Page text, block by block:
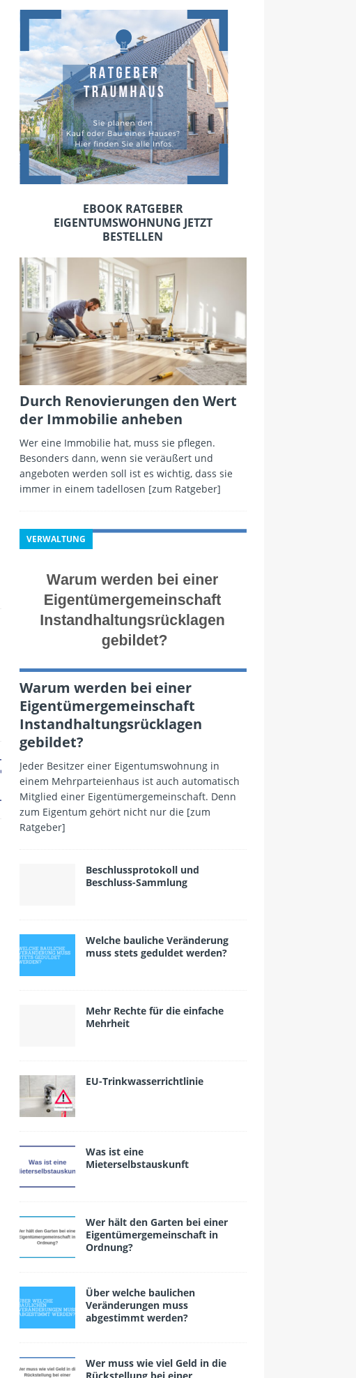
EBOOK RATGEBER
EIGENTUMSWOHNUNG JETZT
BESTELLEN
Durch Renovierungen den Wert
der Immobilie anheben
Wer eine Immobilie hat, muss sie pflegen.
Besonders dann, wenn sie veräußert und
angeboten werden soll ist es wichtig, dass sie
immer in einem tadellosen [zum Ratgeber]
VERWALTUNG
Warum werden bei einer
Eigentümergemeinschaft
Instandhaltungsrücklagen
gebildet?
Jeder Besitzer einer Eigentumswohnung in
einem Mehrparteienhaus ist auch automatisch
Mitglied einer Eigentümergemeinschaft. Denn
zum Eigentum gehört nicht nur die [zum
Ratgeber]
Beschlussprotokoll und
Beschluss-Sammlung
Welche bauliche Veränderung
muss stets geduldet werden?
Mehr Rechte für die einfache
Mehrheit
EU-Trinkwasserrichtlinie
Was ist eine
Mieterselbstauskunft
Wer hält den Garten bei einer
Eigentümergemeinschaft in
Ordnung?
Über welche baulichen
Veränderungen muss
abgestimmt werden?
Wer muss wie viel Geld in die